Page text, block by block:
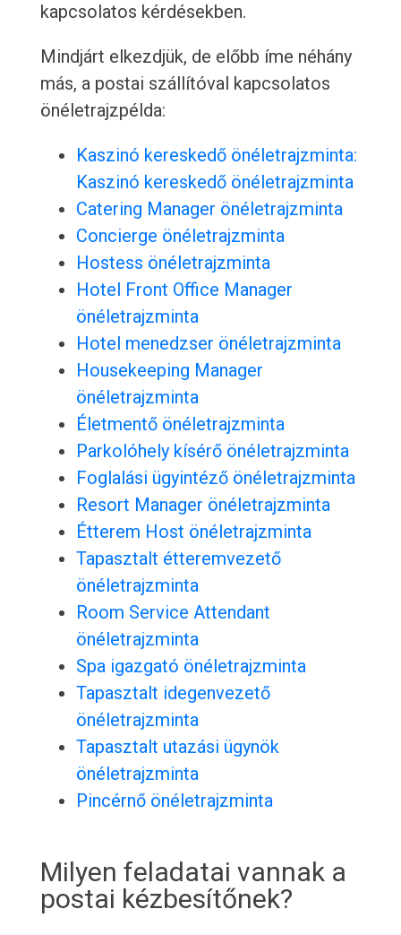
kapcsolatos kérdésekben.
Mindjárt elkezdjük, de előbb íme néhány
más, a postai szállítóval kapcsolatos
önéletrajzpélda:
Kaszinó kereskedő önéletrajzminta:
Kaszinó kereskedő önéletrajzminta
Catering Manager önéletrajzminta
Concierge önéletrajzminta
Hostess önéletrajzminta
Hotel Front Office Manager
önéletrajzminta
Hotel menedzser önéletrajzminta
Housekeeping Manager
önéletrajzminta
Életmentő önéletrajzminta
Parkolóhely kísérő önéletrajzminta
Foglalási ügyintéző önéletrajzminta
Resort Manager önéletrajzminta
Étterem Host önéletrajzminta
Tapasztalt étteremvezető
önéletrajzminta
Room Service Attendant
önéletrajzminta
Spa igazgató önéletrajzminta
Tapasztalt idegenvezető
önéletrajzminta
Tapasztalt utazási ügynök
önéletrajzminta
Pincérnő önéletrajzminta
Milyen feladatai vannak a
postai kézbesítőnek?